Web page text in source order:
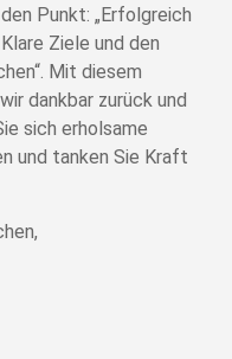
Punkt: „Erfolgreich
Ziele und den
Mit diesem
dankbar zurück und
sich erholsame
und tanken Sie Kraft